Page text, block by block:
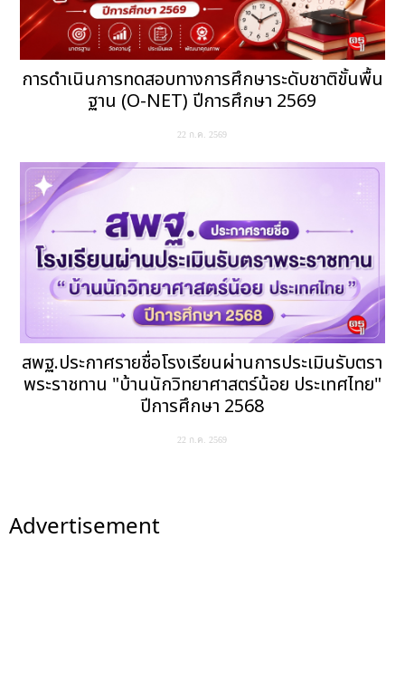
การดำเนินการทดสอบทางการศึกษาระดับชาติขั้นพื้น
ฐาน (O-NET) ปีการศึกษา 2569
22 ก.ค. 2569
สพฐ.ประกาศรายชื่อโรงเรียนผ่านการประเมินรับตรา
พระราชทาน "บ้านนักวิทยาศาสตร์น้อย ประเทศไทย"
ปีการศึกษา 2568
22 ก.ค. 2569
Advertisement